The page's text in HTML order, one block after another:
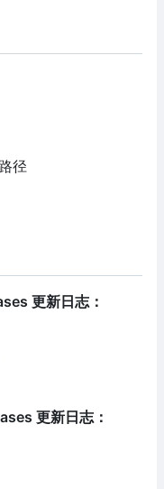
径
更新日志：
更新日志：